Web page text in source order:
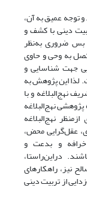
توجه عمیق به آن،
دینی با کشف و
بس ضروری به‌نظر
به وحی و حاوی
جهت شناسایی و
لذا این پژوهش به
نهج‌البلاغه و با
نهج‌البلاغه
نهج‌البلاغه
عقل‌گرایی محض،
خرافه و بدعت و
دراین‌راستا،
نیز، راهکارهای
از تربیت دینی